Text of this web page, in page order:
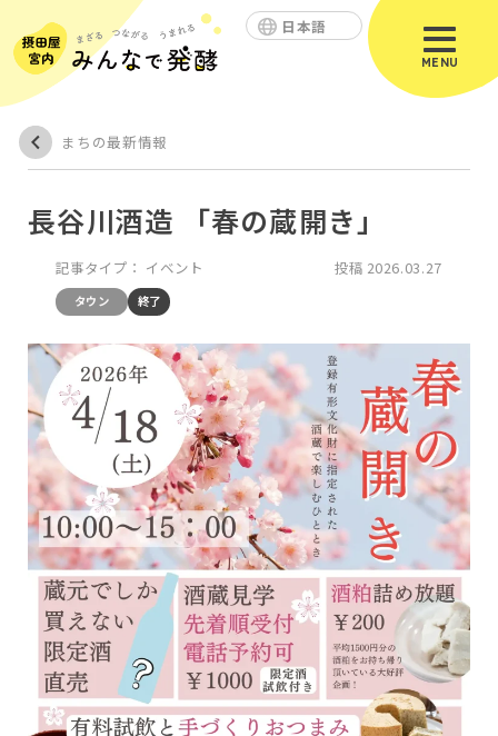
日本語
MENU
まちの最新情報
長谷川酒造 「春の蔵開き」
記事タイプ： イベント 投稿 2026.03.27
タウン 終了